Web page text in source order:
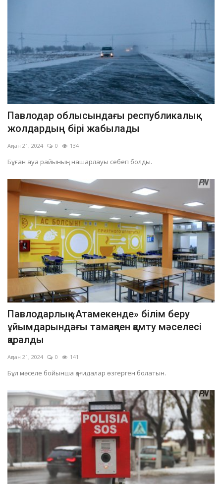
Павлодар облысындағы республикалық
жолдардың бірі жабылады
Ақпан 21, 2024 0 134
Бұған ауа райының нашарлауы себеп болды.
Павлодарлық «Атамекенде» білім беру
ұйымдарындағы тамақпен қамту мәселесі
қаралды
Ақпан 21, 2024 0 141
Бұл мәселе бойынша қағидалар өзгерген болатын.